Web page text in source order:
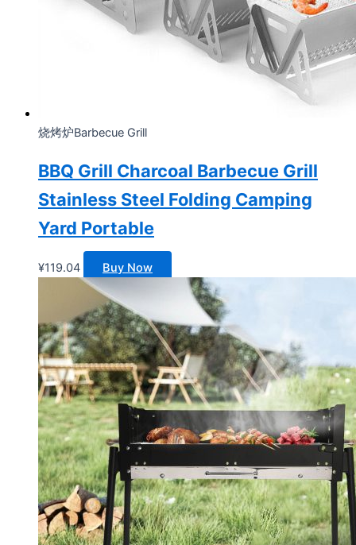
烧烤炉Barbecue Grill
BBQ Grill Charcoal Barbecue Grill
Stainless Steel Folding Camping
Yard Portable
¥119.04 Buy Now